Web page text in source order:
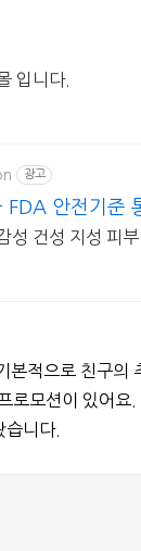
입니다.
광고
FDA 안전기준
성 건성 지성 피
본적으로 친구
로모션이 있어
습니다.